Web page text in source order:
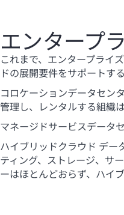
エンタープ
これまで、エンタープライ
ドの展開要件をサポートす
コロケーションデータセン
管理し、レンタルする組織
マネージドサービスデータ
ハイブリッドクラウド デー
ティング、ストレージ、サ
ーはほとんどおらず、ハイ